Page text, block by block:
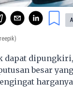
A
dapat
besar